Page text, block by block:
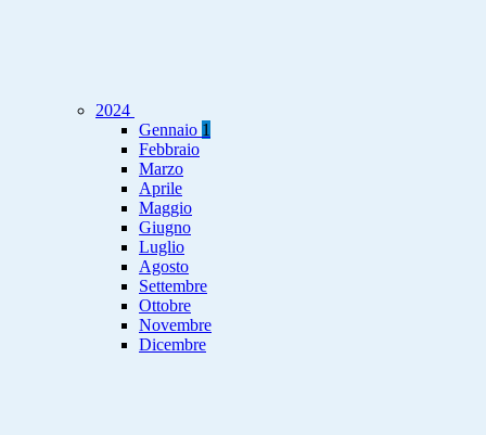
2024
Gennaio 1
Febbraio
Marzo
Aprile
Maggio
Giugno
Luglio
Agosto
Settembre
Ottobre
Novembre
Dicembre